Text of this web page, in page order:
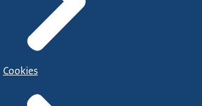
Cookies